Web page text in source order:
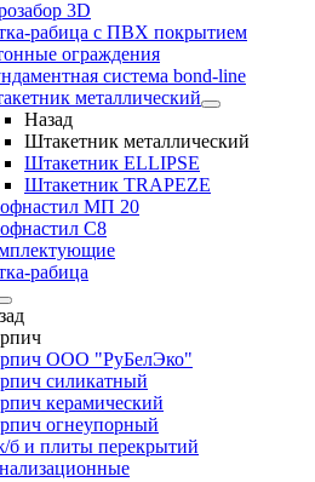
3D
рабица с ПВХ покрытием
ограждения
система bond-line
металлический
Назад
Штакетник металлический
Штакетник ELLIPSE
Штакетник TRAPEZE
МП 20
С8
рабица
ООО "РуБелЭко"
силикатный
керамический
огнеупорный
б и плиты перекрытий